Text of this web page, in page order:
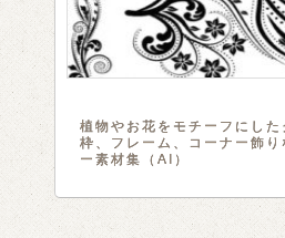
植物やお花をモチーフにした
枠、フレーム、コーナー飾り
ー素材集（AI）